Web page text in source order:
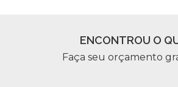
ENCONTROU O
Faça seu orçamento